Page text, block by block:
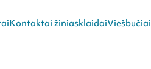
Kontaktai žiniasklaidaiViešbučiai